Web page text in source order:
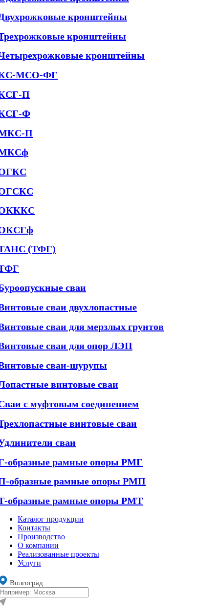
кронштейны
кронштейны
кронштейны
МСО-ФГ
П
Ф
П
(ТФГ)
сваи
сваи двухлопастные
сваи для мерзлых грунтов
сваи для опор ЛЭП
сваи-шурупы
винтовые сваи
с муфтовым соединением
винтовые сваи
сваи
образные рамные опоры РМГ
образные рамные опоры РМП
образные рамные опоры РМТ
Каталог продукции
Контакты
Производство
О компании
Реализованные проекты
Услуги
Волгоград